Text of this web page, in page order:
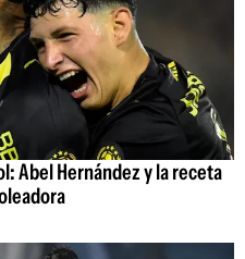
Abel Hernández y la receta